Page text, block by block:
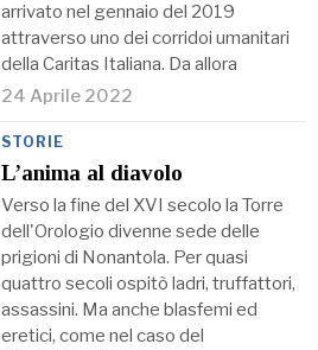
arrivato nel gennaio del 2019
attraverso uno dei corridoi umanitari
della Caritas Italiana. Da allora
24 Aprile 2022
STORIE
L’anima al diavolo
Verso la fine del XVI secolo la Torre
dell'Orologio divenne sede delle
prigioni di Nonantola. Per quasi
quattro secoli ospitò ladri, truffattori,
assassini. Ma anche blasfemi ed
eretici, come nel caso del